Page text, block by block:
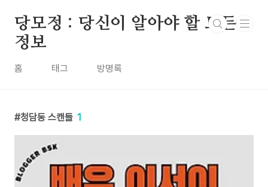
당모정 : 당신이 알아야 할 모든
정보
홈 태그 방명록
청담동 스캔들 1